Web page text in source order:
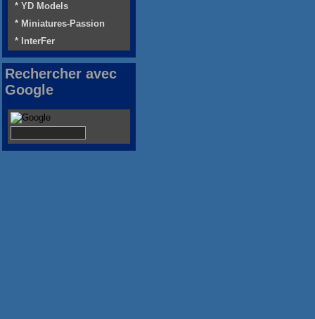
* YD Models
* Miniatures-Passion
* InterFer
Rechercher avec
Google